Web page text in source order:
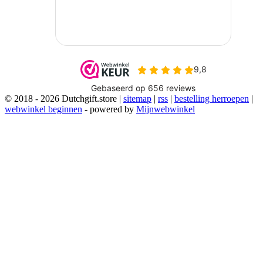
© 2018 - 2026 Dutchgift.store | sitemap | rss | bestelling herroepen |
webwinkel beginnen - powered by Mijnwebwinkel